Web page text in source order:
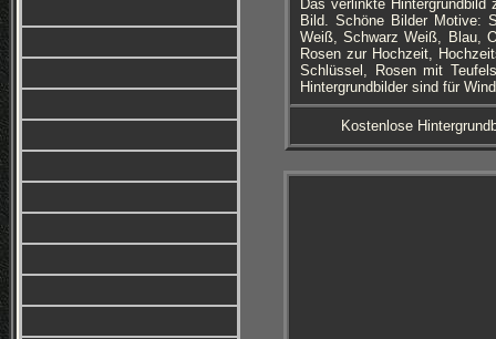
Das verlinkte
Bild. Schöne Bilder Motive:
Weiß, Schwarz Weiß, Blau,
Rosen zur Hochzeit,
Schlüssel, Rosen mit
Hintergrundbilder sind für
Kostenlose